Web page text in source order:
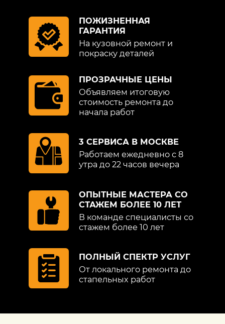
ПОЖИЗНЕННАЯ
ГАРАНТИЯ
На кузовной ремонт и
покраску деталей
ПРОЗРАЧНЫЕ ЦЕНЫ
Объявляем итоговую
стоимость ремонта до
начала работ
3 СЕРВИСА В МОСКВЕ
Работаем ежедневно с 8
утра до 22 часов вечера
ОПЫТНЫЕ МАСТЕРА СО
СТАЖЕМ БОЛЕЕ 10 ЛЕТ
В команде специалисты со
стажем более 10 лет
ПОЛНЫЙ СПЕКТР УСЛУГ
От локального ремонта до
стапельных работ